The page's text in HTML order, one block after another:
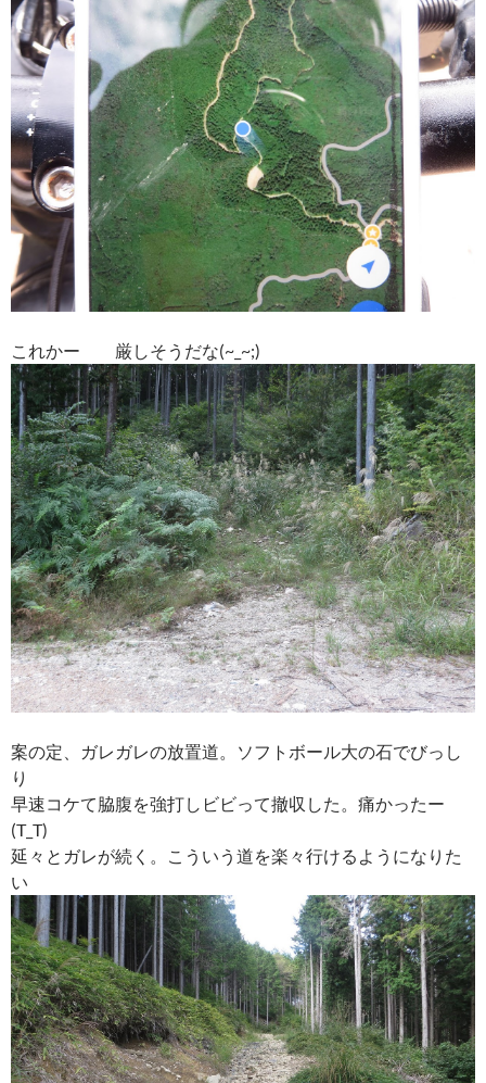
これかー 厳しそうだな(~_~;)
案の定、ガレガレの放置道。ソフトボール大の石でびっし
り
早速コケて脇腹を強打しビビって撤収した。痛かったー
(T_T)
延々とガレが続く。こういう道を楽々行けるようになりた
い